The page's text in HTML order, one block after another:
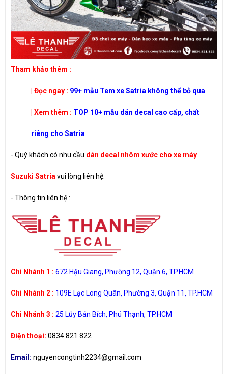
​Tham khảo thêm :
| Đọc ngay : 99+ mẫu Tem xe Satria không thể bỏ qua
| Xem thêm : TOP 10+ mẫu dán decal cao cấp, chất
riêng cho Satria
- Quý khách có nhu cầu dán decal nhôm xước cho xe máy
Suzuki Satriavui lòng liên hệ:
- Thông tin liên hệ :
Chi Nhánh 1 : 672 Hậu Giang, Phường 12, Quận 6, TP.HCM
Chi Nhánh 2 : 109E Lạc Long Quân, Phường 3, Quận 11, TP.HCM
Chi Nhánh 3 : 25 Lũy Bán Bích, Phú Thạnh, TP.HCM
Điện thoại: 0834 821 822
Email: nguyencongtinh2234@gmail.com